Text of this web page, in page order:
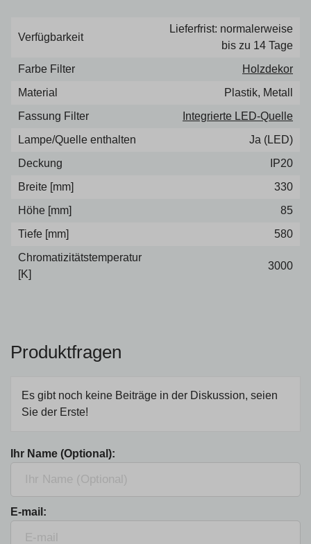
Verfügbarkeit
Lieferfrist: normalerweise
bis zu 14 Tage
Farbe Filter
Holzdekor
Material
Plastik, Metall
Fassung Filter
Integrierte LED-Quelle
Lampe/Quelle enthalten
Ja (LED)
Deckung
IP20
Breite [mm]
330
Höhe [mm]
85
Tiefe [mm]
580
Chromatizitätstemperatur
[K]
3000
Produktfragen
Es gibt noch keine Beiträge in der Diskussion, seien
Sie der Erste!
Ihr Name (Optional):
E-mail: